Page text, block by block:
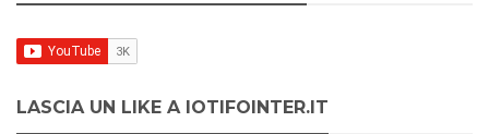
LASCIA UN LIKE A IOTIFOINTER.IT